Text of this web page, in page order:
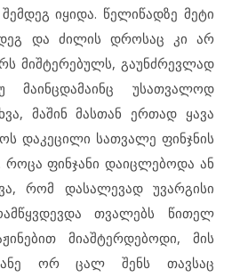
იყიდა. წელიწადზე მეტი
და ძილის დროსაც კი არ
მიშტერებულს, გაუნძრევლად
უსათვალოდ
მაშინ მასთან ერთად ყავა
დაკეცილი სათვალე ფინჯნის
ფინჯანი დაიცლებოდა ან
რომ დასალევად უვარგისი
თვალებს წითელ
მიაშტერდებოდი, მის
ორ ცალ შენს თავსაც